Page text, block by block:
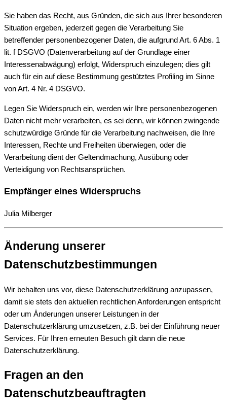
Sie haben das Recht, aus Gründen, die sich aus Ihrer besonderen
Situation ergeben, jederzeit gegen die Verarbeitung Sie
betreffender personenbezogener Daten, die aufgrund Art. 6 Abs. 1
lit. f DSGVO (Datenverarbeitung auf der Grundlage einer
Interessenabwägung) erfolgt, Widerspruch einzulegen; dies gilt
auch für ein auf diese Bestimmung gestütztes Profiling im Sinne
von Art. 4 Nr. 4 DSGVO.
Legen Sie Widerspruch ein, werden wir Ihre personenbezogenen
Daten nicht mehr verarbeiten, es sei denn, wir können zwingende
schutzwürdige Gründe für die Verarbeitung nachweisen, die Ihre
Interessen, Rechte und Freiheiten überwiegen, oder die
Verarbeitung dient der Geltendmachung, Ausübung oder
Verteidigung von Rechtsansprüchen.
Empfänger eines Widerspruchs
Julia Milberger
Änderung unserer
Datenschutzbestimmungen
Wir behalten uns vor, diese Datenschutzerklärung anzupassen,
damit sie stets den aktuellen rechtlichen Anforderungen entspricht
oder um Änderungen unserer Leistungen in der
Datenschutzerklärung umzusetzen, z.B. bei der Einführung neuer
Services. Für Ihren erneuten Besuch gilt dann die neue
Datenschutzerklärung.
Fragen an den
Datenschutzbeauftragten